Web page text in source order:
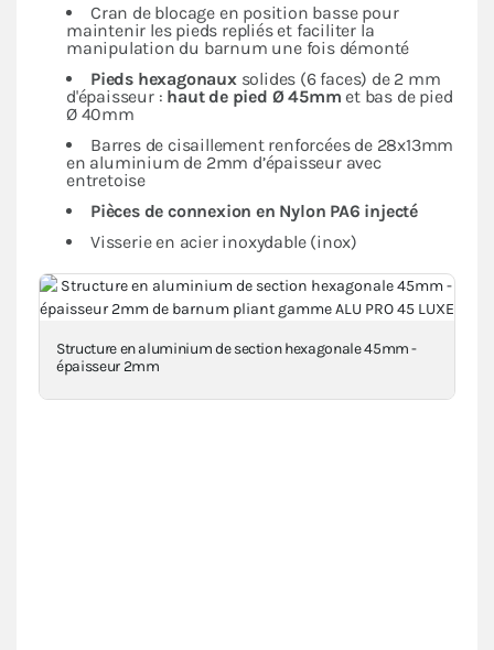
Cran de blocage en position basse pour
maintenir les pieds repliés et faciliter la
manipulation du barnum une fois démonté
Pieds hexagonauxsolides (6 faces) de 2 mm
d'épaisseur : haut de pied Ø 45mm et bas de pied
Ø 40mm
Barres de cisaillement renforcées de 28x13mm
en aluminium de 2mm d’épaisseur avec
entretoise
Pièces de connexion en Nylon PA6 injecté
Visserie en acier inoxydable (inox)
Structure en aluminium de section hexagonale 45mm -
épaisseur 2mm